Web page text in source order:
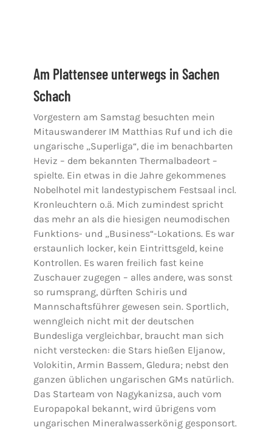
Kontakt
Am Plattensee unterwegs in Sachen
Schach
Vorgestern am Samstag besuchten mein
Mitauswanderer IM Matthias Ruf und ich die
ungarische „Superliga“, die im benachbarten
Heviz – dem bekannten Thermalbadeort –
spielte. Ein etwas in die Jahre gekommenes
Nobelhotel mit landestypischem Festsaal incl.
Kronleuchtern o.ä. Mich zumindest spricht
das mehr an als die hiesigen neumodischen
Funktions- und „Business“-Lokations. Es war
erstaunlich locker, kein Eintrittsgeld, keine
Kontrollen. Es waren freilich fast keine
Zuschauer zugegen – alles andere, was sonst
so rumsprang, dürften Schiris und
Mannschaftsführer gewesen sein. Sportlich,
wenngleich nicht mit der deutschen
Bundesliga vergleichbar, braucht man sich
nicht verstecken: die Stars hießen Eljanow,
Volokitin, Armin Bassem, Gledura; nebst den
ganzen üblichen ungarischen GMs natürlich.
Das Starteam von Nagykanizsa, auch vom
Europapokal bekannt, wird übrigens vom
ungarischen Mineralwasserkönig gesponsort.